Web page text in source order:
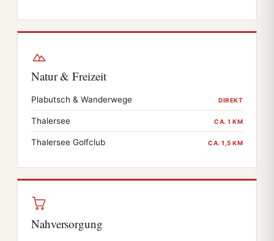
Natur & Freizeit
Plabutsch & Wanderwege DIREKT
Thalersee CA. 1 KM
Thalersee Golfclub CA. 1,5 KM
Nahversorgung